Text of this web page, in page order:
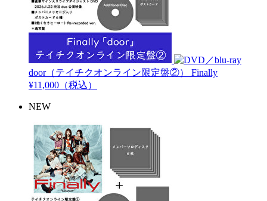
door（テイチクオンライン限定盤②） Finally
¥11,000（税込）
NEW